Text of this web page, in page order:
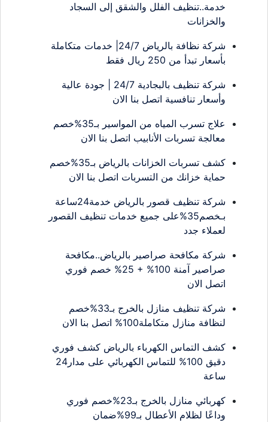
خدمة..تنظيف الفلل والشقق إلى السجاد
والخزانات
شركة نظافة بالرياض 24/7| خدمات متكاملة
بأسعار تبدأ من 250 ريال فقط
شركة تنظيف بالبجادية 24/7 | جودة عالية
وأسعار تنافسية اتصل بنا الان
علاج تسرب المياه من المواسير بـ35%خصم
معالجة تسربات الأنابيب اتصل بنا الان
كشف تسربات الخزانات بالرياض بـ35%خصم
حماية خزانك من التسربات اتصل بنا الان
شركة تنظيف قصور بالرياض خدمة24ساعة
بـخصم35%على جميع خدمات تنظيف القصور
لعملاء جدد
شركة مكافحة صراصير بالرياض..مكافحة
صراصير آمنة 100% + 25% خصم فوري
اتصل الان
شركة تنظيف منازل بالخرج بـ33%خصم
لنظافة منازل متكاملة100% اتصل بنا الان
كشف التماس الكهرباء بالرياض كشف فوري
دقيق 100% للتماس الكهربائي على مدار24
ساعة
كهربائي منازل بالخرج بـ23%خصم فوري
وداعًا لظلام الأعطال بـ99%ضمان